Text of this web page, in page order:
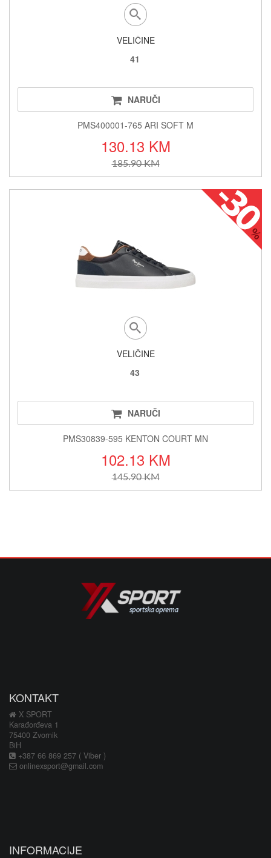
VELIČINE
41
NARUČI
PMS400001-765 ARI SOFT M
130.13 KM
185.90 KM
VELIČINE
43
NARUČI
PMS30839-595 KENTON COURT MN
102.13 KM
145.90 KM
KONTAKT
X SPORT
Karađorđeva 1
75400 Zvornik
BiH
+387 66 869 257 ( Viber )
onlinexsport@gmail.com
INFORMACIJE